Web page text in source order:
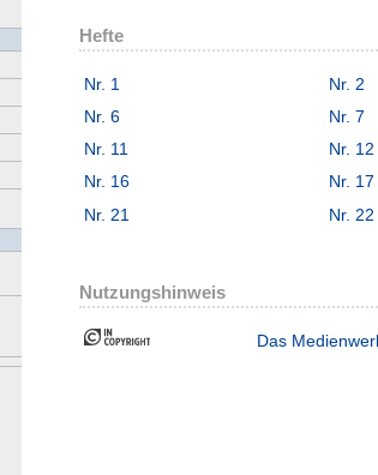
Hefte
Nr. 1 Nr. 2
Nr. 6
Nr. 7
Nr. 11
Nr. 12
Nr. 16
Nr. 17
Nr. 21
Nr. 22
Nutzungshinweis
Das